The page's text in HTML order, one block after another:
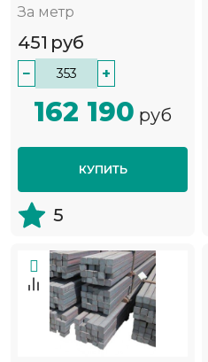
За метр
451 руб
− +
162 190 руб
КУПИТЬ
5